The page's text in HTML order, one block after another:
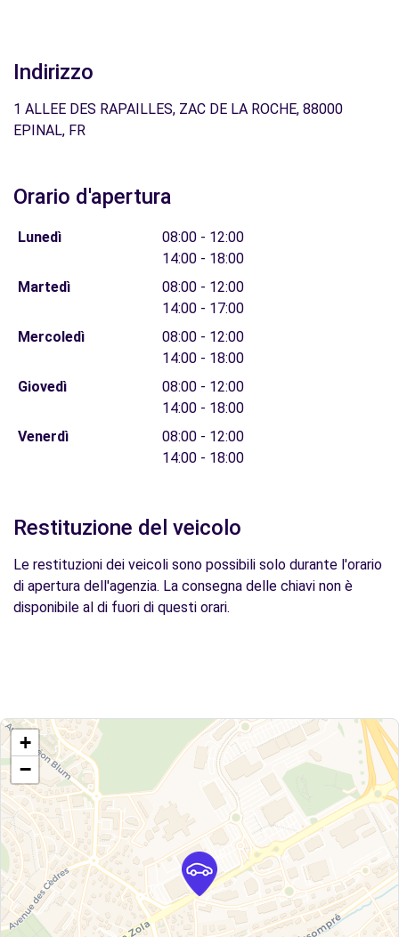
Indirizzo
1 ALLEE DES RAPAILLES, ZAC DE LA ROCHE, 88000
EPINAL, FR
Orario d'apertura
Lunedì
08:00 - 12:00
14:00 - 18:00
Martedì
08:00 - 12:00
14:00 - 17:00
Mercoledì
08:00 - 12:00
14:00 - 18:00
Giovedì
08:00 - 12:00
14:00 - 18:00
Venerdì
08:00 - 12:00
14:00 - 18:00
Restituzione del veicolo
Le restituzioni dei veicoli sono possibili solo durante l'orario
di apertura dell'agenzia. La consegna delle chiavi non è
disponibile al di fuori di questi orari.
+
−